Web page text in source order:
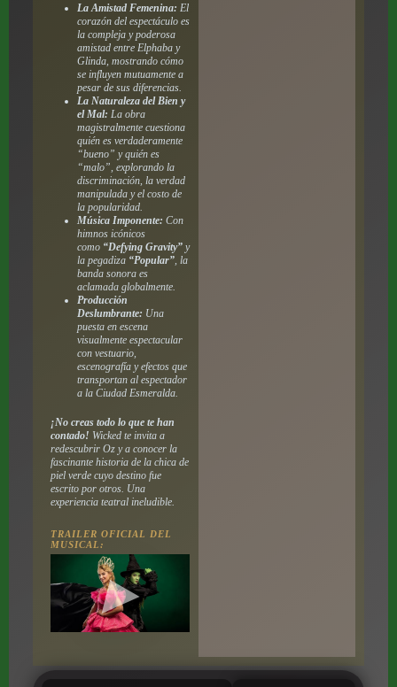
La Amistad Femenina: El
corazón del espectáculo es
la compleja y poderosa
amistad entre Elphaba y
Glinda, mostrando cómo
se influyen mutuamente a
pesar de sus diferencias.
La Naturaleza del Bien y
el Mal: La obra
magistralmente cuestiona
quién es verdaderamente
“bueno” y quién es
“malo”, explorando la
discriminación, la verdad
manipulada y el costo de
la popularidad.
Música Imponente: Con
himnos icónicos
como “Defying Gravity”y
la pegadiza “Popular”, la
banda sonora es
aclamada globalmente.
Producción
Deslumbrante: Una
puesta en escena
visualmente espectacular
con vestuario,
escenografía y efectos que
transportan al espectador
a la Ciudad Esmeralda.
¡No creas todo lo que te han
contado! Wicked te invita a
redescubrir Oz y a conocer la
fascinante historia de la chica de
piel verde cuyo destino fue
escrito por otros. Una
experiencia teatral ineludible.
TRAILER OFICIAL DEL
MUSICAL: